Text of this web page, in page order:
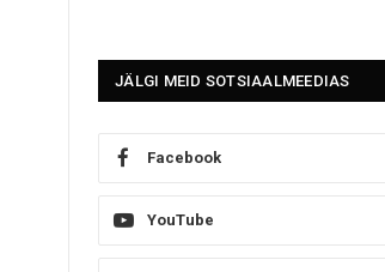
JÄLGI MEID SOTSIAALMEEDIAS
Facebook
YouTube